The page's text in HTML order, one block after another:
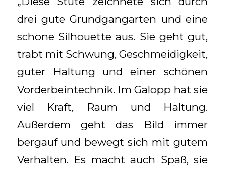
drei gute Grundgangarten und eine
schöne Silhouette aus. Sie geht gut,
trabt mit Schwung, Geschmeidigkeit,
guter Haltung und einer schönen
Vorderbeintechnik. Im Galopp hat sie
viel Kraft, Raum und Haltung.
Außerdem geht das Bild immer
bergauf und bewegt sich mit gutem
Verhalten. Es macht auch Spaß, sie